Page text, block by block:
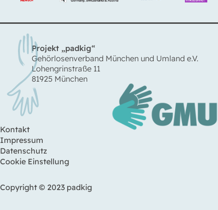
Projekt „padkig“
Gehörlosenverband München und Umland e.V.
Lohengrinstraße 11
81925 München
Copyright © 2023 padkig
Kontakt
Impressum
Datenschutz
Cookie Einstellung